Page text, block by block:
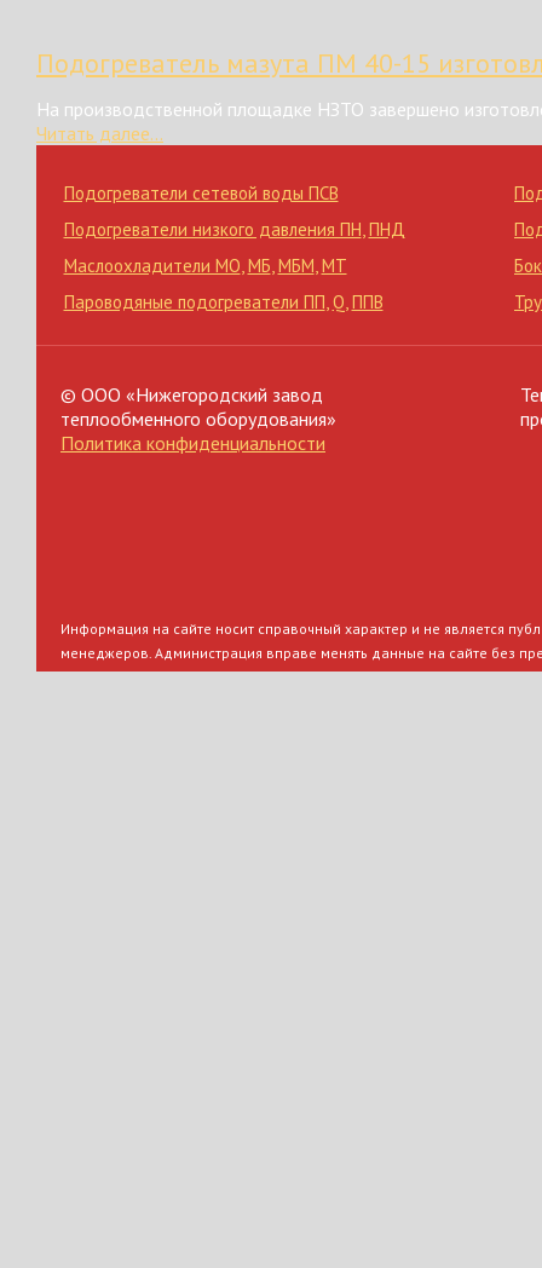
Подогреватель мазута ПМ 40-15
На производственной площадке НЗТО завершено
Читать далее...
Подогреватели сетевой воды ПСВ
Подогреватели низкого давления ПН,ПНД
Маслоохладители МО,МБ,МБМ,МТ
Пароводяные подогреватели ПП,Q,ППВ
© ООО «Нижегородский завод
теплообменного оборудования»
Политика конфиденциальности
Информация на сайте носит справочный характер и не является
менеджеров. Администрация вправе менять данные на сайте без